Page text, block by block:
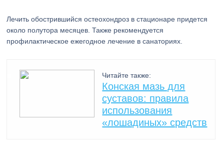
Лечить обострившийся остеохондроз в стационаре придется
около полутора месяцев. Также рекомендуется
профилактическое ежегодное лечение в санаториях.
Читайте также:
Конская мазь для
суставов: правила
использования
«лошадиных» средств